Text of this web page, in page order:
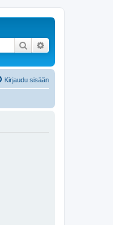
Etsi
Kirjaudu sisään